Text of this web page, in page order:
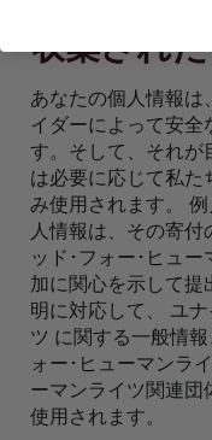
収集され
あなたの個人情報
イダーによって安全
す。そして、それが
は必要に応じて私
み使用されます。
人情報は、その寄
ッド･フォー･ヒュ
加に関心を示して
明に対応して、 ユ
ツ に関する一般情
ォー･ヒューマンラ
ーマンライツ関連
使用されます。